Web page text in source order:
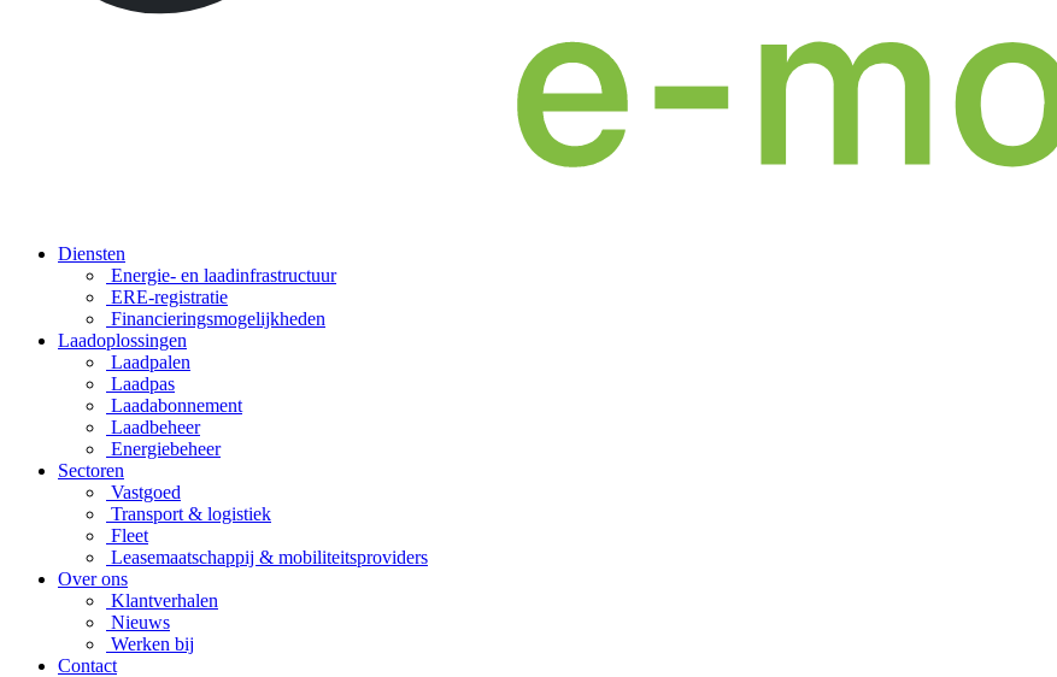
Diensten
Energie- en laadinfrastructuur
ERE-registratie
Financierings­mogelijkheden
Laadoplossingen
Laadpalen
Laadpas
Laadabonnement
Laadbeheer
Energiebeheer
Sectoren
Vastgoed
Transport & logistiek
Fleet
Leasemaatschappij & mobiliteitsproviders
Over ons
Klantverhalen
Nieuws
Werken bij
Contact